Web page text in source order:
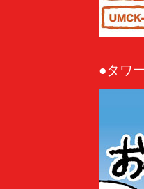
●タワ